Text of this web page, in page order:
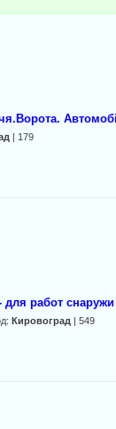
| 179
работ снаружи
Кировоград | 549